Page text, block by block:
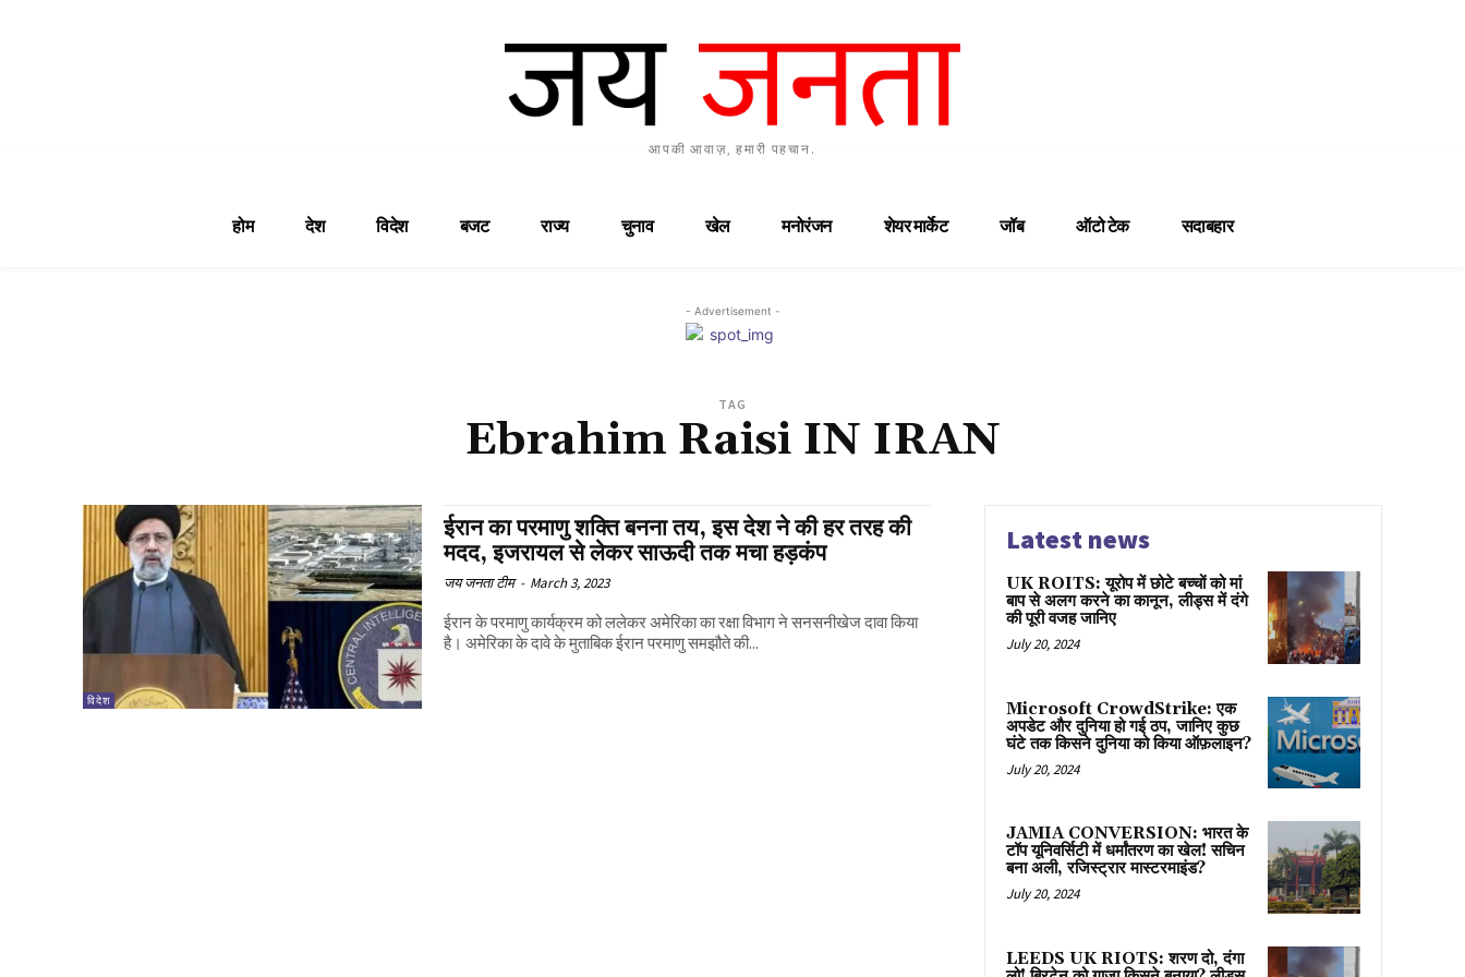
आपकी आवाज़, हमारी पहचान.
होम देश विदेश बजट राज्य चुनाव खेल मनोरंजन शेयर मार्केट जॉब ऑटो टेक सदाबहार
- Advertisement -
TAG
Ebrahim Raisi IN IRAN
विदेश
ईरान का परमाणु शक्ति बनना तय, इस देश ने की हर तरह की
मदद, इजरायल से लेकर साऊदी तक मचा हड़कंप
जय जनता टीम - March 3, 2023
ईरान के परमाणु कार्यक्रम को ललेकर अमेरिका का रक्षा विभाग ने सनसनीखेज दावा किया
है। अमेरिका के दावे के मुताबिक ईरान परमाणु समझौते की...
Latest news
UK ROITS: यूरोप में छोटे बच्चों को मां
बाप से अलग करने का कानून, लीड्स में दंगे
की पूरी वजह जानिए
July 20, 2024
Microsoft CrowdStrike: एक
अपडेट और दुनिया हो गई ठप, जानिए कुछ
घंटे तक किसने दुनिया को किया ऑफ़लाइन?
July 20, 2024
JAMIA CONVERSION: भारत के
टॉप यूनिवर्सिटी में धर्मांतरण का खेल! सचिन
बना अली, रजिस्ट्रार मास्टरमाइंड?
July 20, 2024
LEEDS UK RIOTS: शरण दो, दंगा